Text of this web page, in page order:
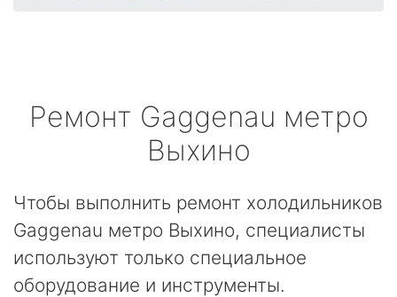
Ремонт Gaggenau метро
Выхино
Чтобы выполнить ремонт холодильников
Gaggenau метро Выхино, специалисты
используют только специальное
оборудование и инструменты.